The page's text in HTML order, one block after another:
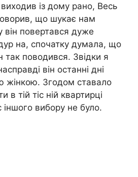
із дому рано, Весь
що шукає нам
він повертався дуже
на, спочатку думала, що
так поводився. Звідки я
він останні дні
жінкою. Згодом ставало
в тій тіс ній квартирці
іншого вибору не було.